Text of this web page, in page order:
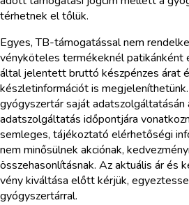
térhetnek el tőlük.
Egyes, TB-támogatással nem
vényköteles termékeknél patikánként
által jelentett bruttó készpénzes árat
készletinformációt is
gyógyszertár saját adatszolgáltatásán
adatszolgáltatás időpontjára
semleges, tájékoztató elérhetőségi
nem minősülnek akciónak,
összehasonlításnak. Az aktuális ár és
vény kiváltása előtt kérjük,
gyógyszertárral.